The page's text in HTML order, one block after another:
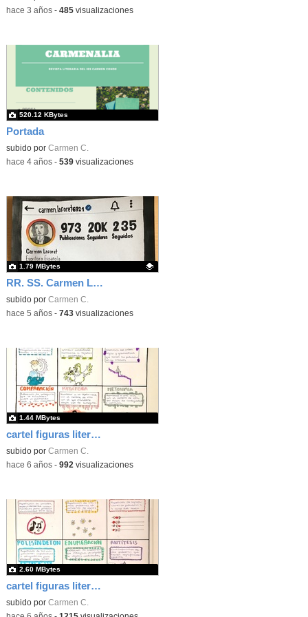
-hace 3 años- 485visualizaciones
Portada
subido por Carmen C.
520.12 KBytes
-hace 4 años- 539visualizaciones
RR. SS. Carmen Laforet
Contenido educativo.
subido por Carmen C.
1.79 MBytes
-hace 5 años- 743visualizaciones
cartel figuras literarias01
subido por Carmen C.
1.44 MBytes
-hace 6 años- 992 visualizaciones
cartel figuras literarias00
subido por Carmen C.
2.60 MBytes